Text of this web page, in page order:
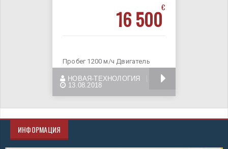
€
16 500
Пробег 1200 м/ч Двигатель
каток BOMAG BW138AD
НОВАЯ-ТЕХНОЛОГИЯ
13.08.2018
ИНФОРМАЦИЯ